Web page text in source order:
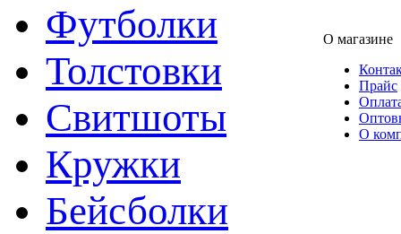
Футболки
Толстовки
Свитшоты
Кружки
Бейсболки
О магазине
Прайс
О